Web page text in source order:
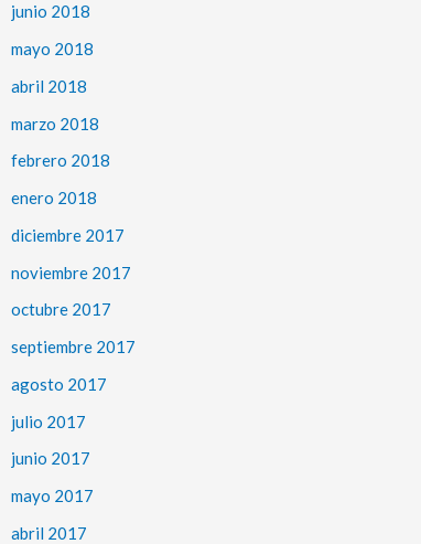
junio 2018
mayo 2018
abril 2018
marzo 2018
febrero 2018
enero 2018
diciembre 2017
noviembre 2017
octubre 2017
septiembre 2017
agosto 2017
julio 2017
junio 2017
mayo 2017
abril 2017